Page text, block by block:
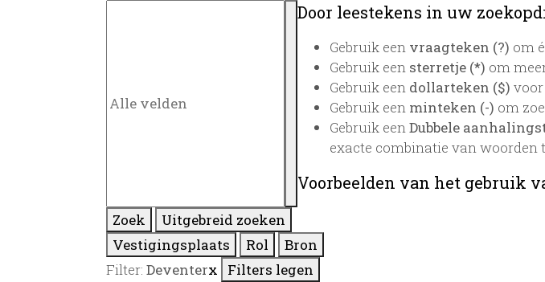
Door leestekens in uw
Gebruik een vraagteken (?) om
Gebruik een sterretje (*) om
Gebruik een dollarteken ($)
Gebruik een minteken (-) om
Gebruik eenDubbele
exacte combinatie van woorden
Voorbeelden van het gebruik
Zoek
Uitgebreid zoeken
Vestigingsplaats
Rol
Bron
Filter: Deventerx
Filters legen